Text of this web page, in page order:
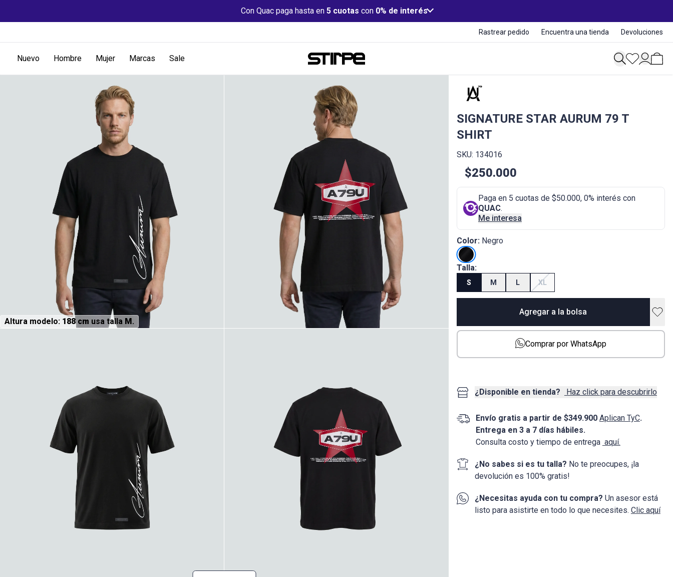
Con Quac paga hasta en 5 cuotas con 0% de interés
Rastrear pedido Encuentra una tienda Devoluciones
Nuevo Hombre Mujer Marcas Sale
Altura modelo: 188 cm usa talla M .
SIGNATURE STAR AURUM 79 T
SHIRT
SKU: 134016
$250.000
Paga en 5 cuotas de $50.000, 0% interés con
QUAC.
Me interesa
Color: Negro
Talla:
S M L XL
Agregar a la bolsa
Comprar por WhatsApp
¿Disponible en tienda? Haz click para descubrirlo
Envío gratis a partir de $349.900 Aplican TyC.
Entrega en 3 a 7 días hábiles.
Consulta costo y tiempo de entrega aquí.
¿No sabes si es tu talla? No te preocupes, ¡la
devoluciónes 100% gratis!
¿Necesitas ayuda con tu compra? Un asesor está
listo para asistirte en todo lo que necesites. Clic aquí